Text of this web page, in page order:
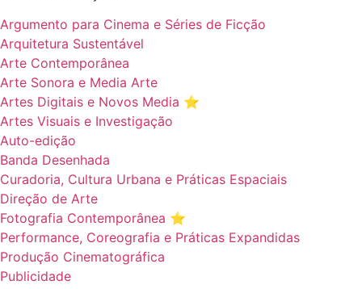
Argumento para Cinema e Séries de Ficção
Arquitetura Sustentável
Arte Contemporânea
Arte Sonora e Media Arte
Artes Digitais e Novos Media ⭐️
Artes Visuais e Investigação
Auto-edição
Banda Desenhada
Curadoria, Cultura Urbana e Práticas Espaciais
Direção de Arte
Fotografia Contemporânea ⭐️
Performance, Coreografia e Práticas Expandidas
Produção Cinematográfica
Publicidade